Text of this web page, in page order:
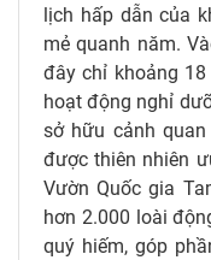
lịch hấp dẫn của
mẻ quanh năm.
đây chỉ khoảng
hoạt động nghỉ
sở hữu cảnh
được thiên nhiên
Vườn Quốc gia
hơn 2.000 loài
quý hiếm, góp